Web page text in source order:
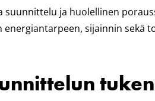
ja huolellinen
sijainnin sekä